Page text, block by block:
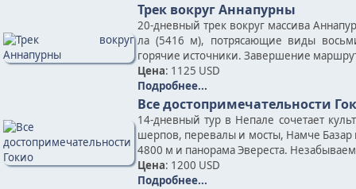
Трек вокруг Аннапурны
20-дневный трек вокруг массива
ла (5416 м), потрясающие виды
горячие источники. Завершение
Цена: 1125 USD
Подробнее...
Все достопримечательности
14-дневный тур в Непале сочетает
шерпов, перевалы и мосты, Намче
4800 м и панорама Эвереста.
Цена: 1200 USD
Подробнее...